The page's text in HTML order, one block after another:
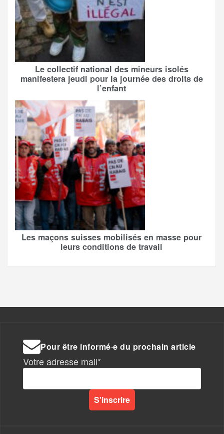
Le collectif national des mineurs isolés
manifestera jeudi pour la journée des droits de
l’enfant
Les maçons suisses mobilisés en masse pour
leurs conditions de travail
Pour être informé·e du prochain article
Votre adresse mail*